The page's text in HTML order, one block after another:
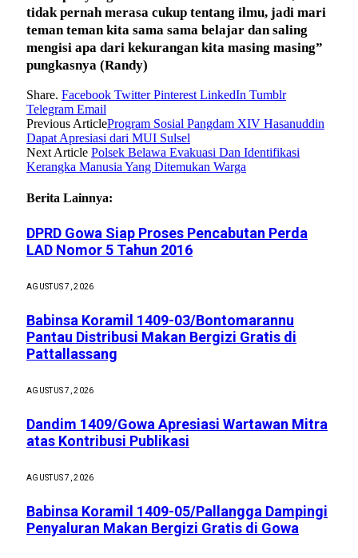
tidak pernah merasa cukup tentang ilmu, jadi mari
teman teman kita sama sama belajar dan saling
mengisi apa dari kekurangan kita masing masing”
pungkasnya (Randy)
Share. Facebook Twitter Pinterest LinkedIn Tumblr
Telegram Email
Previous ArticleProgram Sosial Pangdam XIV Hasanuddin
Dapat Apresiasi dari MUI Sulsel
Next Article Polsek Belawa Evakuasi Dan Identifikasi
Kerangka Manusia Yang Ditemukan Warga
Berita Lainnya:
DPRD Gowa Siap Proses Pencabutan Perda
LAD Nomor 5 Tahun 2016
AGUSTUS 7, 2026
Babinsa Koramil 1409-03/Bontomarannu
Pantau Distribusi Makan Bergizi Gratis di
Pattallassang
AGUSTUS 7, 2026
Dandim 1409/Gowa Apresiasi Wartawan Mitra
atas Kontribusi Publikasi
AGUSTUS 7, 2026
Babinsa Koramil 1409-05/Pallangga Dampingi
Penyaluran Makan Bergizi Gratis di Gowa